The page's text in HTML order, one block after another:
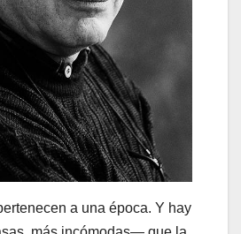
a una época. Y hay